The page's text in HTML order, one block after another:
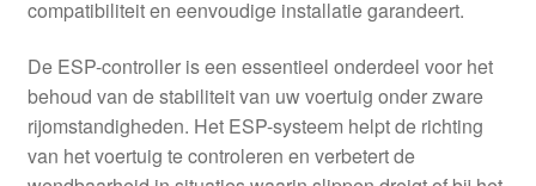
compatibiliteit en eenvoudige installatie garandeert.
De ESP-controller is een essentieel onderdeel voor het
behoud van de stabiliteit van uw voertuig onder zware
rijomstandigheden. Het ESP-systeem helpt de richting
van het voertuig te controleren en verbetert de